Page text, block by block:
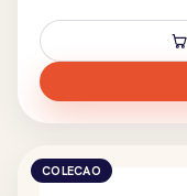
COLECAO